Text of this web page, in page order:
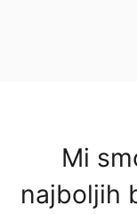
Mi
najboljih